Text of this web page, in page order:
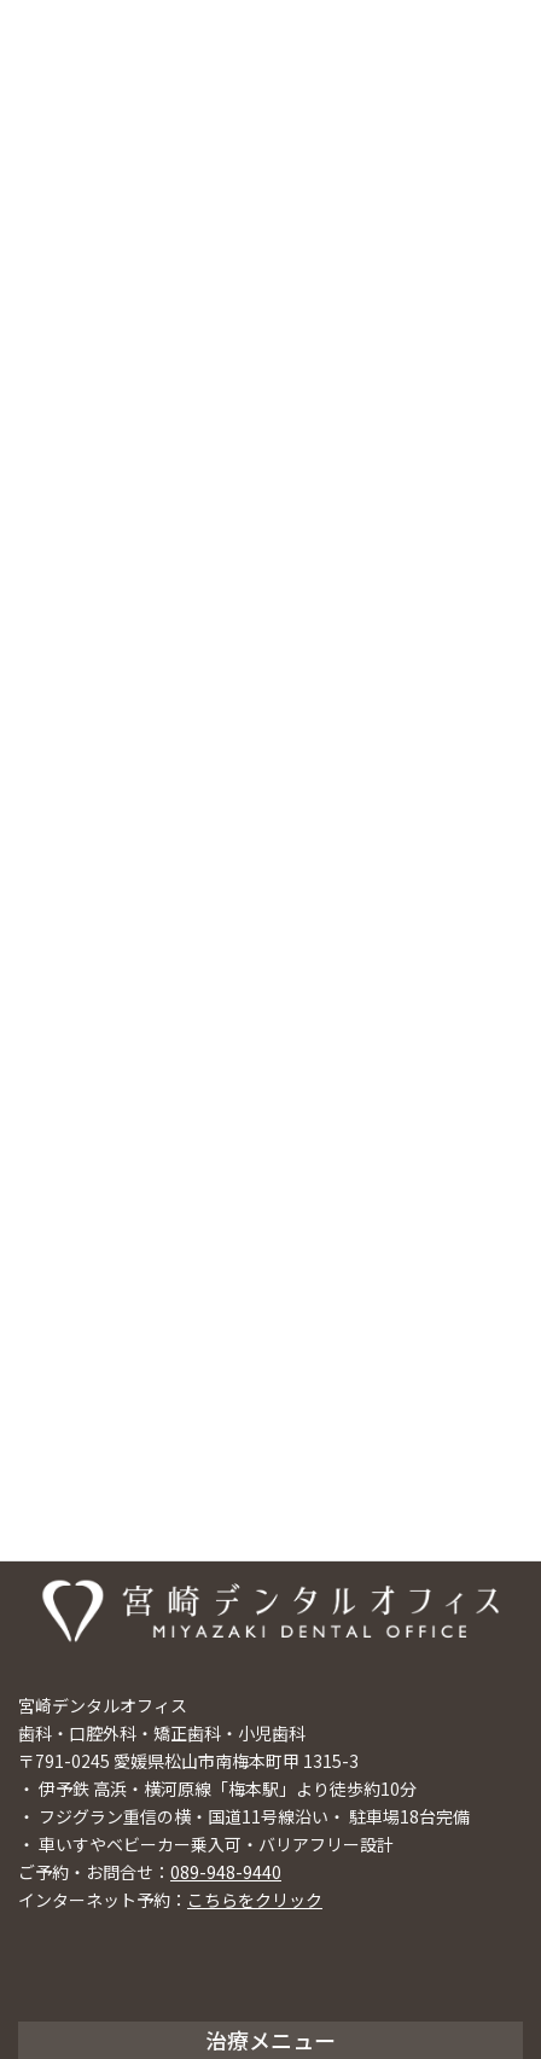
宮崎デンタルオフィス
歯科・口腔外科・矯正歯科・小児歯科
〒791-0245 愛媛県松山市南梅本町甲 1315-3
・ 伊予鉄 高浜・横河原線「梅本駅」より徒歩約10分
・ フジグラン重信の横・国道11号線沿い・ 駐車場18台完備
・ 車いすやベビーカー乗入可・バリアフリー設計
ご予約・お問合せ： 089-948-9440
インターネット予約： こちらをクリック
治療メニュー